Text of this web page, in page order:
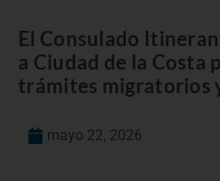
El Consulado
a Ciudad de la Costa
trámites migratorios
mayo 22, 2026